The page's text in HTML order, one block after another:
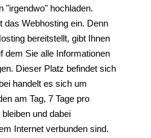
"irgendwo" hochladen.
das Webhosting ein. Denn
bereitstellt, gibt Ihnen
dem Sie alle Informationen
Dieser Platz befindet sich
handelt es sich um
am Tag, 7 Tage pro
und dabei
Internet verbunden sind.